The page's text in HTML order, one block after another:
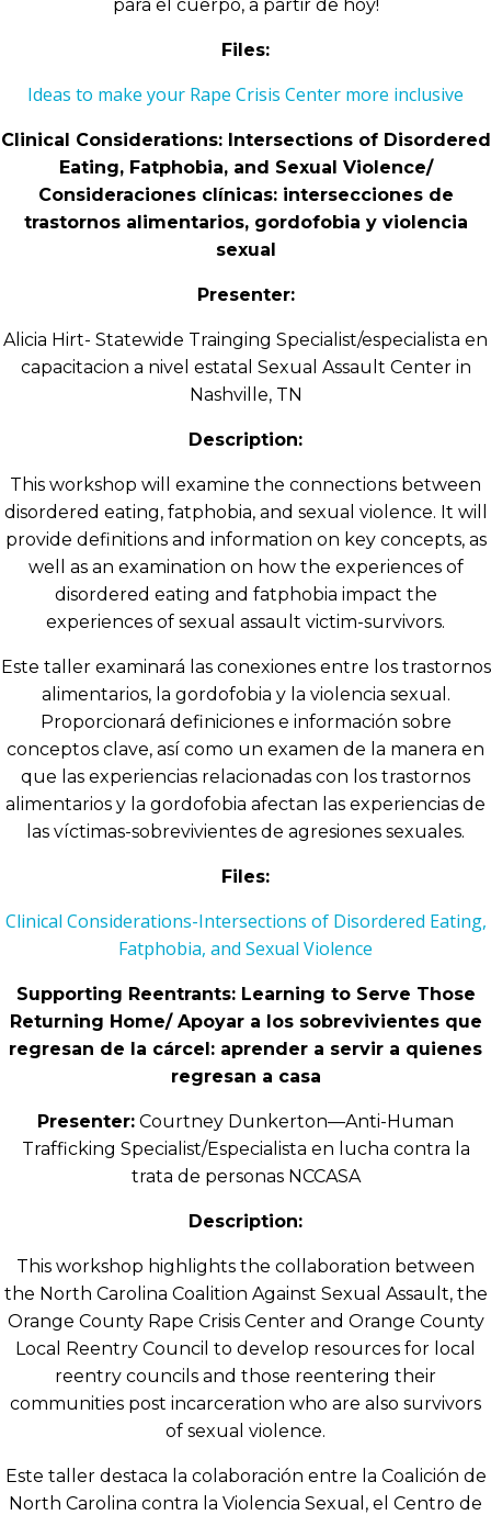
para el cuerpo, a partir de hoy!
Files:
Ideas to make your Rape Crisis Center more inclusive
Clinical Considerations: Intersections of Disordered
Eating, Fatphobia, and Sexual Violence/
Consideraciones clínicas: intersecciones de
trastornos alimentarios, gordofobia y violencia
sexual
Presenter:
Alicia Hirt- Statewide Trainging Specialist/especialista en
capacitacion a nivel estatal Sexual Assault Center in
Nashville, TN
Description:
This workshop will examine the connections between
disordered eating, fatphobia, and sexual violence. It will
provide definitions and information on key concepts, as
well as an examination on how the experiences of
disordered eating and fatphobia impact the
experiences of sexual assault victim-survivors.
Este taller examinará las conexiones entre los trastornos
alimentarios, la gordofobia y la violencia sexual.
Proporcionará definiciones e información sobre
conceptos clave, así como un examen de la manera en
que las experiencias relacionadas con los trastornos
alimentarios y la gordofobia afectan las experiencias de
las víctimas-sobrevivientes de agresiones sexuales.
Files:
Clinical Considerations-Intersections of Disordered Eating,
Fatphobia, and Sexual Violence
Supporting Reentrants: Learning to Serve Those
Returning Home/ Apoyar a los sobrevivientes que
regresan de la cárcel: aprender a servir a quienes
regresan a casa
Presenter: Courtney Dunkerton—Anti-Human
Trafficking Specialist/Especialista en lucha contra la
trata de personas NCCASA
Description:
This workshop highlights the collaboration between
the North Carolina Coalition Against Sexual Assault, the
Orange County Rape Crisis Center and Orange County
Local Reentry Council to develop resources for local
reentry councils and those reentering their
communities post incarceration who are also survivors
of sexual violence.
Este taller destaca la colaboración entre la Coalición de
North Carolina contra la Violencia Sexual, el Centro de